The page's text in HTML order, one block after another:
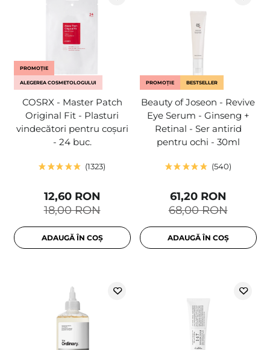
PROMOȚIE
ALEGEREA COSMETOLOGULUI
COSRX - Master Patch
Original Fit - Plasturi
vindecători pentru coșuri
- 24 buc.
1323
18,00 RON
12,60 RON
ADAUGĂ ÎN COȘ
PROMOȚIE BESTSELLER
Beauty of Joseon - Revive
Eye Serum - Ginseng +
Retinal - Ser antirid
pentru ochi - 30ml
540
68,00 RON
61,20 RON
ADAUGĂ ÎN COȘ